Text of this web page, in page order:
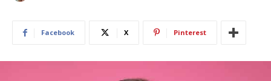
Facebook X Pinterest